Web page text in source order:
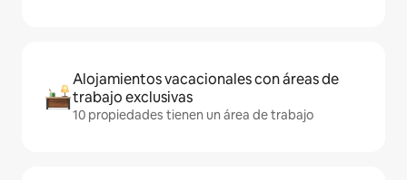
Alojamientos vacacionales con áreas de
trabajo exclusivas
10 propiedades tienen un área de trabajo